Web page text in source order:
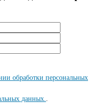
обработки персональных
данных.